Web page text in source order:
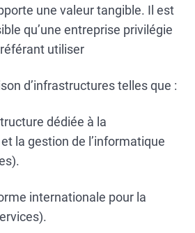
une valeur tangible. Il est
qu’une entreprise privilégie
utiliser
d’infrastructures telles que :
dédiée à la
la gestion de l’informatique
internationale pour la